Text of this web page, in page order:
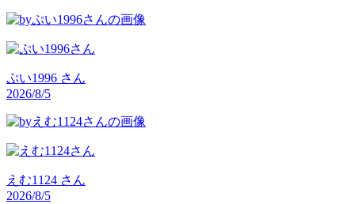
ぷい1996 さん
2026/8/5
えむ1124 さん
2026/8/5